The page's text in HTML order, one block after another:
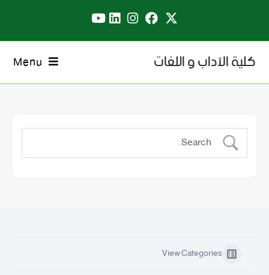
كلية الآداب و اللغات Menu
View Categories